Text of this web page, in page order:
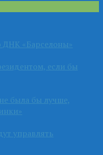
ДНК «Барселоны»
если бы
была бы лучше,
управлять